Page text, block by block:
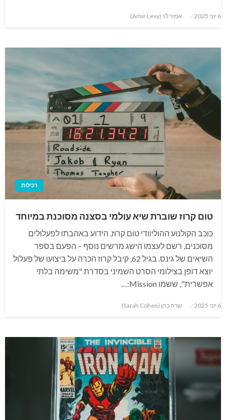
Posted6 יוני 2025 אמיר לוי (Amir Levy)
רכילות
טום קרוז שוברת שיא עולמי בסצנה מסוכנת במיוחד
כוכב הקולנוע ההוליוודי טום קרוז, הידוע באהבתו לפעלולים
מסוכנים, רשם לעצמו הישג מרשים נוסף – הפעם בספר
השיאים של גינס. בגיל 62, קיבל קרוז הכרה על ביצועו של פעלול
יוצא דופן בצילומי הסרט השמיני בסדרת "משימה בלתי
אפשרית", ששמו Mission:…
Posted6 יוני 2025 שרה כהן (Sarah Cohen)